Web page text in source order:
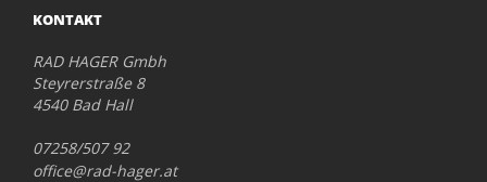
KONTAKT
RAD HAGER Gmbh
Steyrerstraße 8
4540 Bad Hall
07258/507 92
office@rad-hager.at